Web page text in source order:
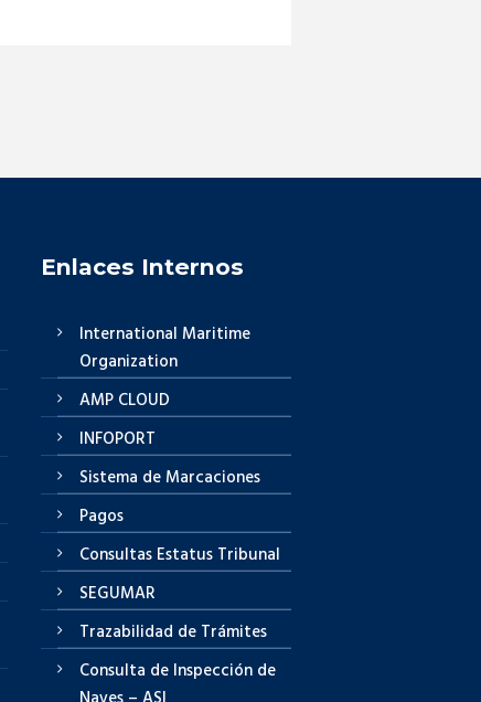
Enlaces Internos
International Maritime
Organization
AMP CLOUD
INFOPORT
Sistema de Marcaciones
Pagos
Consultas Estatus Tribunal
SEGUMAR
Trazabilidad de Trámites
Consulta de Inspección de